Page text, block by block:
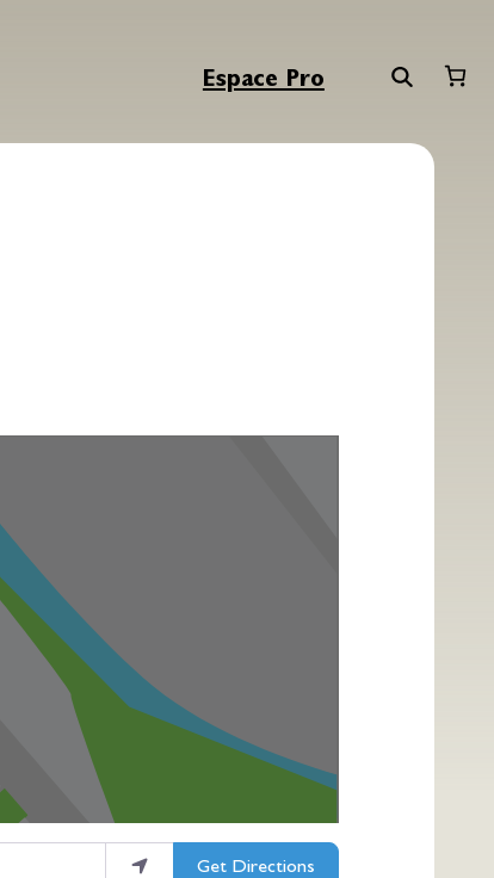
Espace Pro
Get Directions